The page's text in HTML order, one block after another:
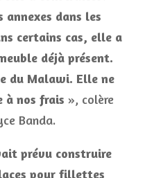
annexes dans les
certains cas, elle a
déjà présent.
du Malawi. Elle ne
à nos frais », colère
Banda.
prévu construire
pour fillettes